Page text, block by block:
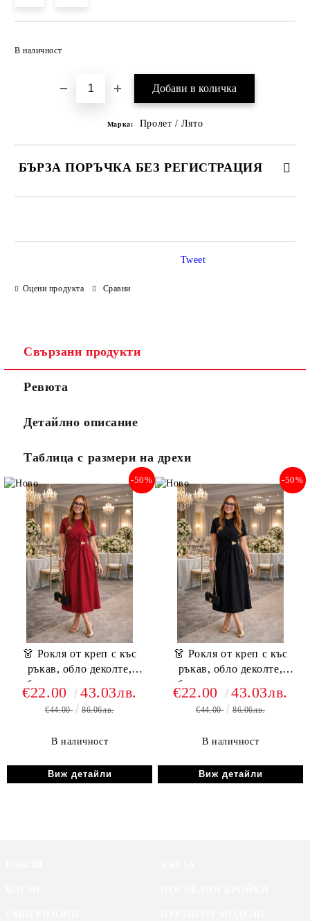
В наличност
Марка: Пролет / Лято
БЪРЗА ПОРЪЧКА БЕЗ РЕГИСТРАЦИЯ
Оцени продукта Сравни
Tweet
Свързани продукти
Ревюта
Детайлно описание
Таблица с размери на дрехи
👗 Рокля от креп с къс
ръкав, обло деколте,
набрана талия и катарама
J62504 червен
-50%
€22.00 43.03лв.
€44.00 86.06лв.
В наличност
Виж детайли
👗 Рокля от креп с къс
ръкав, обло деколте,
набрана талия и катарама
J62504 черен
-50%
€22.00 43.03лв.
€44.00 86.06лв.
В наличност
Виж детайли